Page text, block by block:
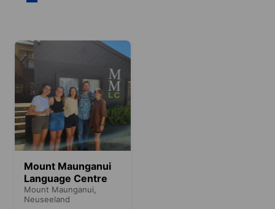
Mount Maunganui
Language Centre
Mount Maunganui,
Neuseeland